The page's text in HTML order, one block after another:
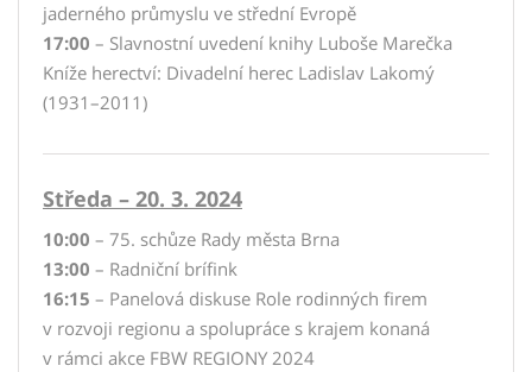
jaderného průmyslu ve střední Evropě
17:00 – Slavnostní uvedení knihy Luboše Marečka
Kníže herectví: Divadelní herec Ladislav Lakomý
(1931–2011)
Středa – 20. 3. 2024
10:00 – 75. schůze Rady města Brna
13:00 – Radniční brífink
16:15 – Panelová diskuse Role rodinných firem
v rozvoji regionu a spolupráce s krajem konaná
v rámci akce FBW REGIONY 2024